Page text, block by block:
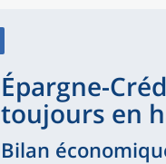
Épargne-
toujours en
Bilan